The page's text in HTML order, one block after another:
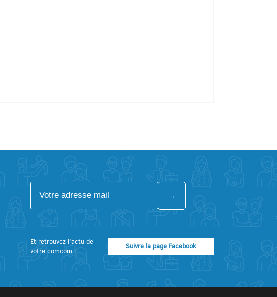
Et retrouvez l’actu de
votre comcom :
Suivre la page Facebook